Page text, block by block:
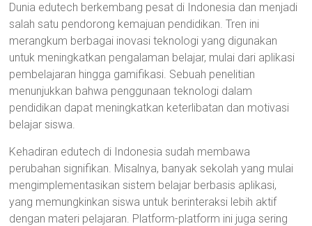
Dunia edutech berkembang pesat di Indonesia dan menjadi
salah satu pendorong kemajuan pendidikan. Tren ini
merangkum berbagai inovasi teknologi yang digunakan
untuk meningkatkan pengalaman belajar, mulai dari aplikasi
pembelajaran hingga gamifikasi. Sebuah penelitian
menunjukkan bahwa penggunaan teknologi dalam
pendidikan dapat meningkatkan keterlibatan dan motivasi
belajar siswa.
Kehadiran edutech di Indonesia sudah membawa
perubahan signifikan. Misalnya, banyak sekolah yang mulai
mengimplementasikan sistem belajar berbasis aplikasi,
yang memungkinkan siswa untuk berinteraksi lebih aktif
dengan materi pelajaran. Platform-platform ini juga sering